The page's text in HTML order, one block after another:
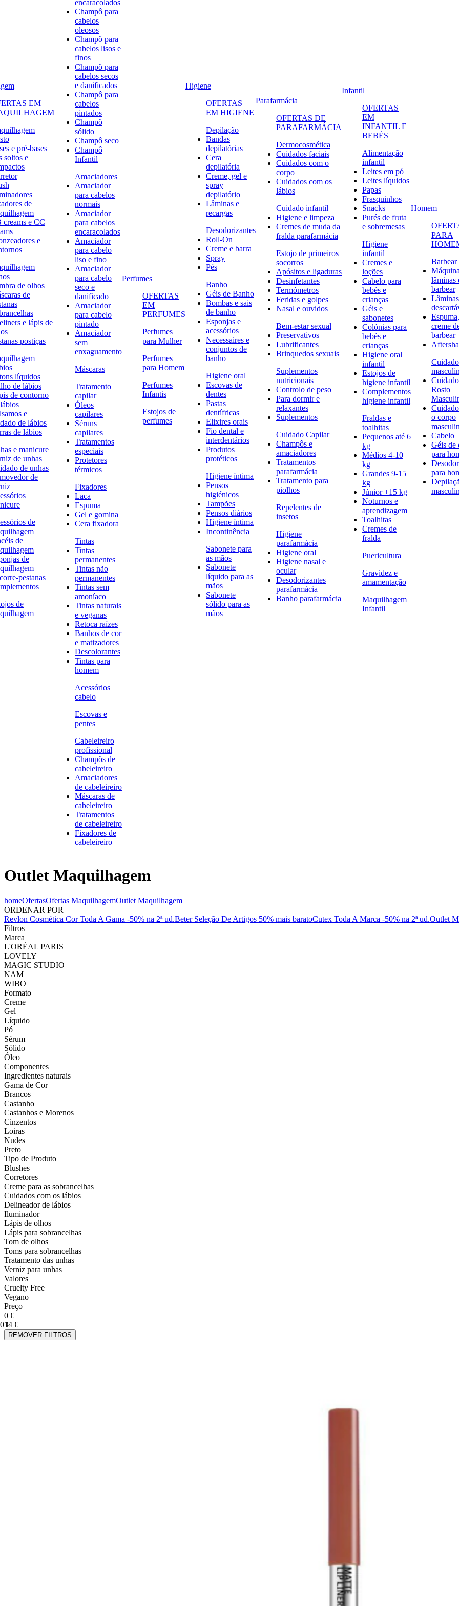
EM
e pré-bases
soltos e
de
creams e CC
e
de olhos
de
e lápis de
postiças
líquidos
de lábios
de contorno
e
de lábios
de lábios
e manicure
de unhas
de unhas
de
de
de
de
pestanas
de
encaracolados
Champô para
cabelos
oleosos
Champô para
cabelos lisos e
finos
Champô para
cabelos secos
e danificados
Champô para
cabelos
pintados
Champô
sólido
Champô seco
Champô
Infantil
Amaciadores
Amaciador
para cabelos
normais
Amaciador
para cabelos
encaracolados
Amaciador
para cabelo
liso e fino
Amaciador
para cabelo
seco e
danificado
Amaciador
para cabelo
pintado
Amaciador
sem
enxaguamento
Máscaras
Tratamento
capilar
Óleos
capilares
Séruns
capilares
Tratamentos
especiais
Protetores
térmicos
Fixadores
Laca
Espuma
Gel e gomina
Cera fixadora
Tintas
Tintas
permanentes
Tintas não
permanentes
Tintas sem
amoníaco
Tintas naturais
e veganas
Retoca raízes
Banhos de cor
e matizadores
Descolorantes
Tintas para
homem
Acessórios
cabelo
Escovas e
pentes
Cabeleireiro
profissional
Champôs de
cabeleireiro
Amaciadores
de cabeleireiro
Máscaras de
cabeleireiro
Tratamentos
de cabeleireiro
Fixadores de
cabeleireiro
Perfumes
OFERTAS
EM
PERFUMES
Perfumes
para Mulher
Perfumes
para Homem
Perfumes
Infantis
Estojos de
perfumes
Higiene
OFERTAS
EM HIGIENE
Depilação
Bandas
depilatórias
Cera
depilatória
Creme, gel e
spray
depilatório
Lâminas e
recargas
Desodorizantes
Roll-On
Creme e barra
Spray
Pés
Banho
Géis de Banho
Bombas e sais
de banho
Esponjas e
acessórios
Necessaires e
conjuntos de
banho
Higiene oral
Escovas de
dentes
Pastas
dentífricas
Elixires orais
Fio dental e
interdentários
Produtos
protéticos
Higiene íntima
Pensos
higiénicos
Tampões
Pensos diários
Higiene íntima
Incontinência
Sabonete para
as mãos
Sabonete
líquido para as
mãos
Sabonete
sólido para as
mãos
Parafarmácia
OFERTAS DE
PARAFARMÁCIA
Dermocosmética
Cuidados faciais
Cuidados com o
corpo
Cuidados com os
lábios
Cuidado infantil
Higiene e limpeza
Cremes de muda da
fralda parafarmácia
Estojo de primeiros
socorros
Apósitos e ligaduras
Desinfetantes
Termómetros
Feridas e golpes
Nasal e ouvidos
Bem-estar sexual
Preservativos
Lubrificantes
Brinquedos sexuais
Suplementos
nutricionais
Controlo de peso
Para dormir e
relaxantes
Suplementos
Cuidado Capilar
Champôs e
amaciadores
Tratamentos
parafarmácia
Tratamento para
piolhos
Repelentes de
insetos
Higiene
parafarmácia
Higiene oral
Higiene nasal e
ocular
Desodorizantes
parafarmácia
Banho parafarmácia
Infantil
OFERTAS
EM
INFANTIL E
BEBÉS
Alimentação
infantil
Leites em pó
Leites líquidos
Papas
Frasquinhos
Snacks
Purés de fruta
e sobremesas
Higiene
infantil
Cremes e
loções
Cabelo para
bebés e
crianças
Géis e
sabonetes
Colónias para
bebés e
crianças
Higiene oral
infantil
Estojos de
higiene infantil
Complementos
higiene infantil
Fraldas e
toalhitas
Pequenos até 6
kg
Médios 4-10
kg
Grandes 9-15
kg
Júnior +15 kg
Noturnos e
aprendizagem
Toalhitas
Cremes de
fralda
Puericultura
Gravidez e
amamentação
Maquilhagem
Infantil
Homem
PARA
Barbear
lâminas
barbear
Lâminas
creme
barbear
Cuidado
Rosto
o corpo
Cabelo
Géis de
para
para
Outlet Maquilhagem
homeOfertasOfertas MaquilhagemOutlet Maquilhagem
ORDENAR POR
Revlon Cosmética Cor Toda A Gama -50% na 2ª ud.Beter Seleção De Artigos 50% mais baratoCutex Toda A Marca -50% na 2ª ud.Outlet
Filtros
Marca
L'ORÉAL PARIS
LOVELY
MAGIC STUDIO
NAM
WIBO
Formato
Creme
Gel
Líquido
Pó
Sérum
Sólido
Óleo
Componentes
Ingredientes naturais
Gama de Cor
Brancos
Castanho
Castanhos e Morenos
Cinzentos
Loiras
Nudes
Preto
Tipo de Produto
Blushes
Corretores
Creme para as sobrancelhas
Cuidados com os lábios
Delineador de lábios
Iluminador
Lápis de olhos
Lápis para sobrancelhas
Tom de olhos
Toms para sobrancelhas
Tratamento das unhas
Verniz para unhas
Valores
Cruelty Free
Vegano
Preço
0 €
0 €14 €
REMOVER FILTROS